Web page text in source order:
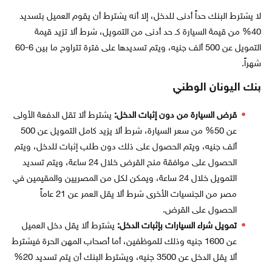
لا يشترط البنك حداً أدنى للدخل، إلا أنه يشترط أن يقوم العميل بتسديد
40% من قيمة السيارة كـ حد أدنى من التمويل، شرط ألا تزيد قيمة
التمويل عن 500 ألف جنيه، ويتم تسديدها على فترة تتراوح ما بين 6-60
شهراً.
بنك اليونان الوطني
قرض السيارة من دون إثبات الدخل: يشترط ألا تقل الدفعة الأولى
عن 50% من سعر السيارة، شرط ألا يزيد كامل التمويل عن 500
ألف جنيه، ويتم الحصول على ذلك دون طلب إثبات للدخل، ويتم
الحصول على موافقة منح القرض خلال 24 ساعة، ويتم تسديد
التمويل خلال 24 ساعة، ويمكن لكل من المصريين والمقيمين في
مصر من الجنسيات الأخرى شرط ألا يقل العمر عن 21 عاماً
الحصول على القرض.
تمويل شراء السيارات بإثبات الدخل: يشترط ألا يقل دخل العميل
عن 1600 جنيه وذلك للموظفين، أما أصحاب المهن الحرة فيشترط
ألا يقل الدخل عن 3500 جنيه، ويشترط البنك أن يتم تسديد 20%